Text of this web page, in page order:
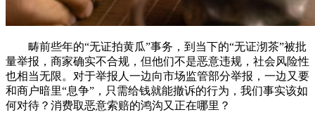
畴前些年的“无证拍黄瓜”事务，到当下的“无证沏茶”被批
量举报，商家确实不合规，但他们不是恶意违规，社会风险性
也相当无限。对于举报人一边向市场监管部分举报，一边又要
和商户暗里“息争”，只需给钱就能撤诉的行为，我们事实该如
何对待？消费取恶意索赔的鸿沟又正在哪里？